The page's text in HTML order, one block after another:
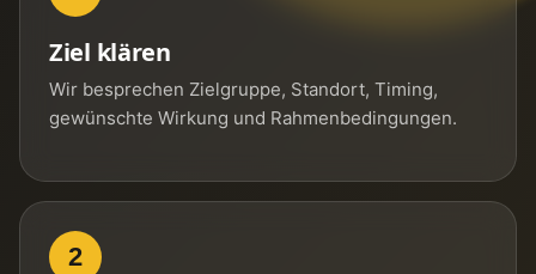
Ziel klären
Wir besprechen Zielgruppe, Standort, Timing,
gewünschte Wirkung und Rahmenbedingungen.
2